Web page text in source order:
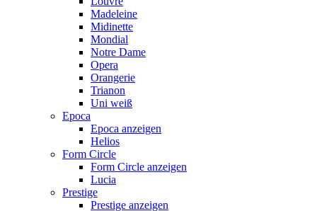
Madeleine
Midinette
Mondial
Notre Dame
Opera
Orangerie
Trianon
Uni weiß
Epoca
Epoca anzeigen
Helios
Form Circle
Form Circle anzeigen
Lucia
Prestige
Prestige anzeigen